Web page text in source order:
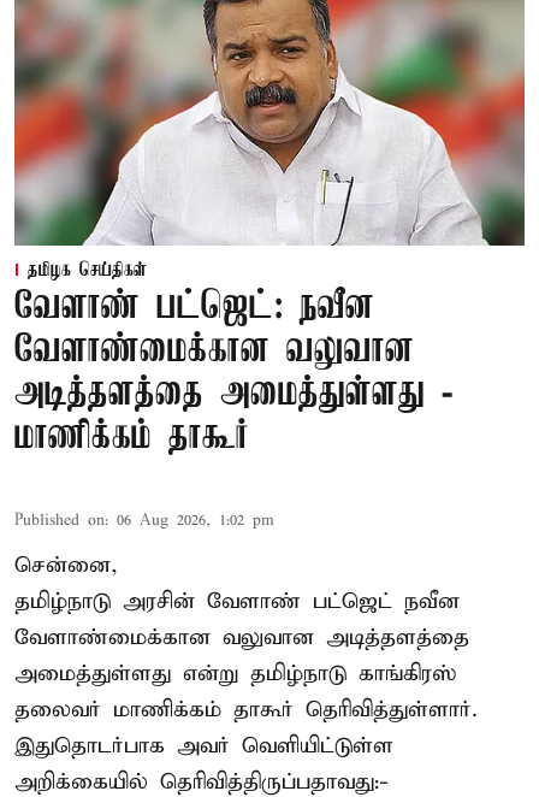
தமிழக செய்திகள்
வேளாண் பட்ஜெட்: நவீன
வேளாண்மைக்கான வலுவான
அடித்தளத்தை அமைத்துள்ளது -
மாணிக்கம் தாகூர்
Published on: 06 Aug 2026, 1:02 pm
சென்னை,
தமிழ்நாடு அரசின் வேளாண் பட்ஜெட் நவீன
வேளாண்மைக்கான வலுவான அடித்தளத்தை
அமைத்துள்ளது என்று தமிழ்நாடு காங்கிரஸ்
தலைவர் மாணிக்கம் தாகூர் தெரிவித்துள்ளார்.
இதுதொடர்பாக அவர் வெளியிட்டுள்ள
அறிக்கையில் தெரிவித்திருப்பதாவது:-